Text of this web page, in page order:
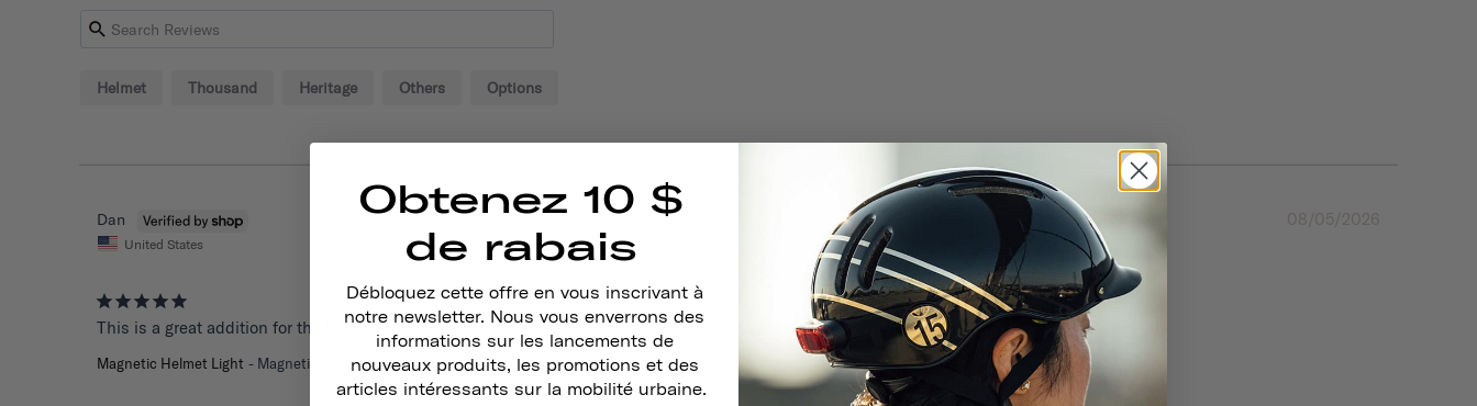
Helmet Thousand Heritage Others Options
08/05/2026
Dan
United States
This is a great addition for the helmet and the riders safety.
Magnetic Helmet Light Magnetic Helmet Light
Obtenez 10 $
de rabais
Débloquez cette offre en vous inscrivant à
notre newsletter. Nous vous enverrons des
informations sur les lancements de
nouveaux produits, les promotions et des
articles intéressants sur la mobilité urbaine.